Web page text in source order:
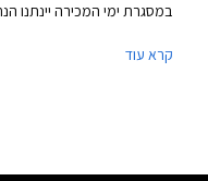
במסגרת ימי המכירה יינתנו
קרא עוד